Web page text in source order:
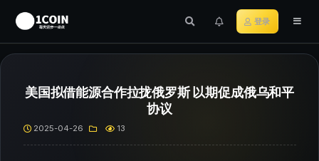
登录
美国拟借能源合作拉拢俄罗斯 以期促成俄乌和平
协议
2025-04-26 13